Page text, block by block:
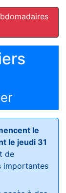
le
le jeudi 31
de
importantes